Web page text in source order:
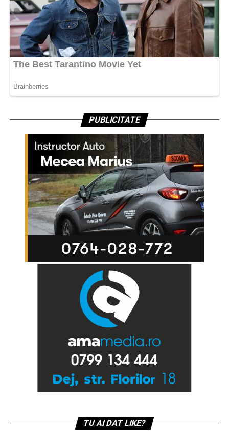
PUBLICITATE
TU AI DAT LIKE?